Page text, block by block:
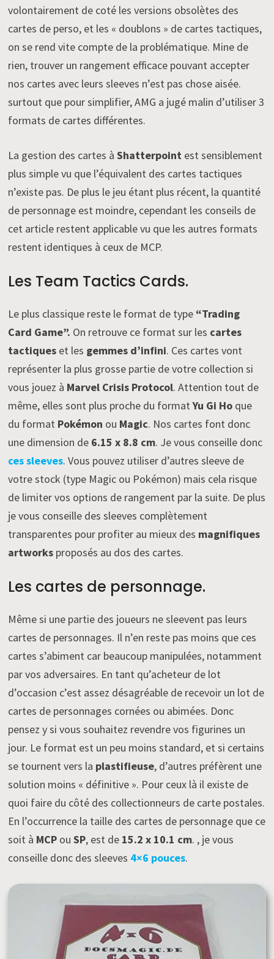
volontairement de coté les versions obsolètes des
cartes de perso, et les « doublons » de cartes tactiques,
on se rend vite compte de la problématique. Mine de
rien, trouver un rangement efficace pouvant accepter
nos cartes avec leurs sleeves n’est pas chose aisée.
surtout que pour simplifier, AMG a jugé malin d’utiliser 3
formats de cartes différentes.
La gestion des cartes àShatterpoint est sensiblement
plus simple vu que l’équivalent des cartes tactiques
n’existe pas. De plus le jeu étant plus récent, la quantité
de personnage est moindre, cependant les conseils de
cet article restent applicable vu que les autres formats
restent identiques à ceux de MCP.
Les Team Tactics Cards.
Le plus classique reste le format de type “Trading
Card Game”. On retrouve ce format sur les cartes
tactiques et les gemmes d’infini. Ces cartes vont
représenter la plus grosse partie de votre collection si
vous jouez à Marvel Crisis Protocol. Attention tout de
même, elles sont plus proche du formatYu Gi Ho que
du format Pokémon ou Magic. Nos cartes font donc
une dimension de 6.15 x 8.8 cm. Je vous conseille donc
ces sleeves. Vous pouvez utiliser d’autres sleeve de
votre stock (type Magic ou Pokémon) mais cela risque
de limiter vos options de rangement par la suite. De plus
je vous conseille des sleeves complètement
transparentes pour profiter au mieux des magnifiques
artworks proposés au dos des cartes.
Les cartes de personnage.
Même si une partie des joueurs ne sleevent pas leurs
cartes de personnages. Il n’en reste pas moins que ces
cartes s’abiment car beaucoup manipulées, notamment
par vos adversaires. En tant qu’acheteur de lot
d’occasion c’est assez désagréable de recevoir un lot de
cartes de personnages cornées ou abimées. Donc
pensez y si vous souhaitez revendre vos figurines un
jour. Le format est un peu moins standard, et si certains
se tournent vers la plastifieuse, d’autres préfèrent une
solution moins « définitive ». Pour ceux là il existe de
quoi faire du côté des collectionneurs de carte postales.
En l’occurrence la taille des cartes de personnage que ce
soit à MCP ouSP, est de 15.2 x 10.1 cm. , je vous
conseille donc des sleeves 4×6 pouces.